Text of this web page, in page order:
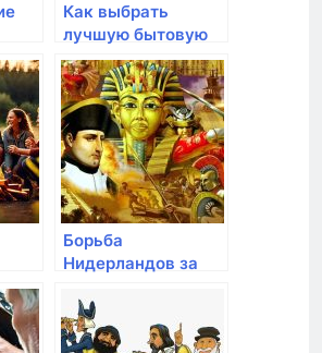
Как выбрать
лучшую бытовую
технику для
вашего дома?
Борьба
Нидерландов за
Испании